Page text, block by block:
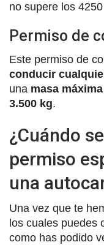
no supere los
Permiso de
Este permiso de
conducir
una masa
3.500 kg.
¿Cuándo
permiso
una
Una vez que te
los cuales puedes
como has podido